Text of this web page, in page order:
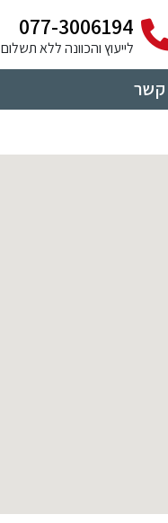
077-3006194
לייעוץ והכוונה ללא תשלום
קשר